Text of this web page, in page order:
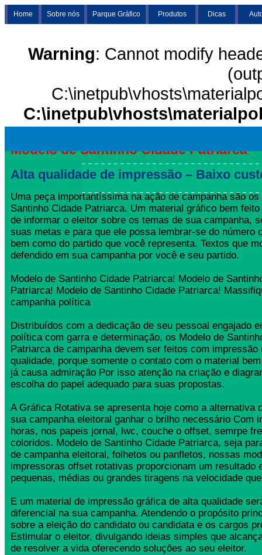
Home Sobre nós Parque Gráfico Produtos Dicas
Warning: Cannot modify
Modelo de Santinho Cidade Patriarca
Alta qualidade de impressão – Baixo
Uma peça importantíssima na ação de campanha são os
Santinho Cidade Patriarca. Um material gráfico bem
de informar o eleitor sobre os temas de sua campanha,
suas metas e para que ele possa lembrar-se do número
bem como do partido que você representa. Textos que
defendido em sua campanha por você e seu partido.
Modelo de Santinho Cidade Patriarca! Modelo de
Patriarca! Modelo de Santinho Cidade Patriarca!
campanha política
Distribuídos com a dedicação de seu pessoal engajado
política com garra e determinação, os Modelo de
Patriarca de campanha devem ser feitos com impressão
qualidade, porque somente o contato com o material
já causa admiração Por isso atenção na criação e
escolha do papel adequado para suas propostas.
A Gráfica Rotativa se apresenta hoje como a alternativa
sua campanha eleitoral ganhar o brilho necessário Com
horas, nos papeis jornal, lwc, couche o offset, semrpe
coloridos. Modelo de Santinho Cidade Patriarca, seja
de campanha eleitoral, folhetos ou panfletos, nossas
impressoras offset rotativas proporcionam um resultado
pequenas, médias ou grandes tiragens na velocidade
E um material de impressão gráfica de alta qualidade
diferencial na sua campanha. Atendendo o propósito
sobre a eleição do candidato ou candidata e os cargos
Estimular o eleitor, divulgando ideias simples que
de resolver a vida oferecendo soluções ao seu eleitor.